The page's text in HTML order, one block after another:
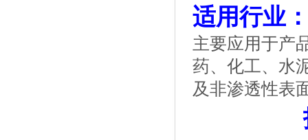
适用行业
主要应用于产
药、化工、水
及非渗透性表